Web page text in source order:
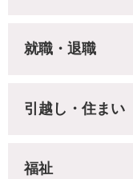
就職・退職
引越し・住まい
福祉